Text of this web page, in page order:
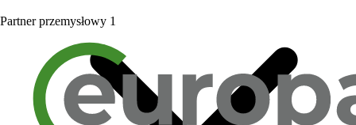
Partner przemysłowy 1